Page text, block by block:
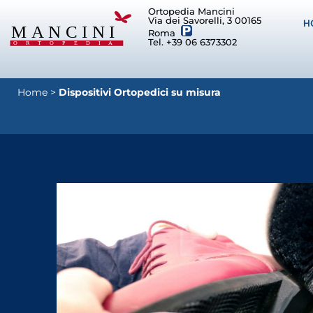
Ortopedia Mancini
Via dei Savorelli, 3 00165
Roma
Tel. +39 06 6373302
Home > Dispositivi Ortopedici su misura